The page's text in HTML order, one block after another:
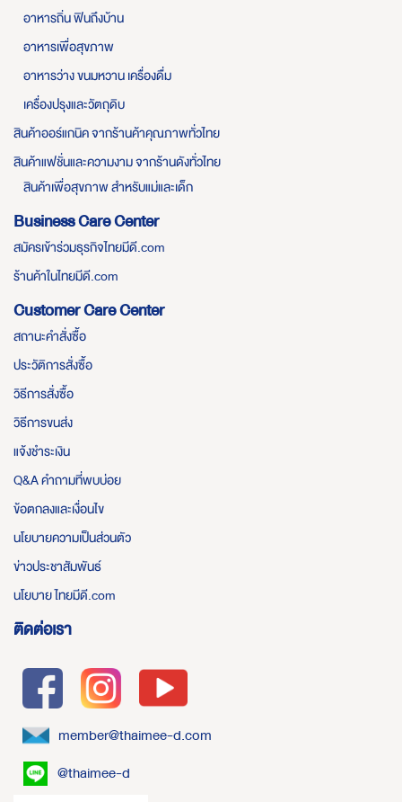
อาหารถิ่น ฟินถึงบ้าน
อาหารเพื่อสุขภาพ
อาหารว่าง ขนมหวาน เครื่องดื่ม
เครื่องปรุงและวัตถุดิบ
สินค้าออร์แกนิค จากร้านค้าคุณภาพทั่วไทย
สินค้าแฟชั่นและความงาม จากร้านดังทั่วไทย
สินค้าเพื่อสุขภาพ สำหรับแม่และเด็ก
Business Care Center
สมัครเข้าร่วมธุรกิจไทยมีดี.com
ร้านค้าในไทยมีดี.com
Customer Care Center
สถานะคำสั่งซื้อ
ประวัติการสั่งซื้อ
วิธีการสั่งซื้อ
วิธีการขนส่ง
แจ้งชำระเงิน
Q&A คำถามที่พบบ่อย
ข้อตกลงและเงื่อนไข
นโยบายความเป็นส่วนตัว
ข่าวประชาสัมพันธ์
นโยบาย ไทยมีดี.com
ติดต่อเรา
member@thaimee-d.com
@thaimee-d